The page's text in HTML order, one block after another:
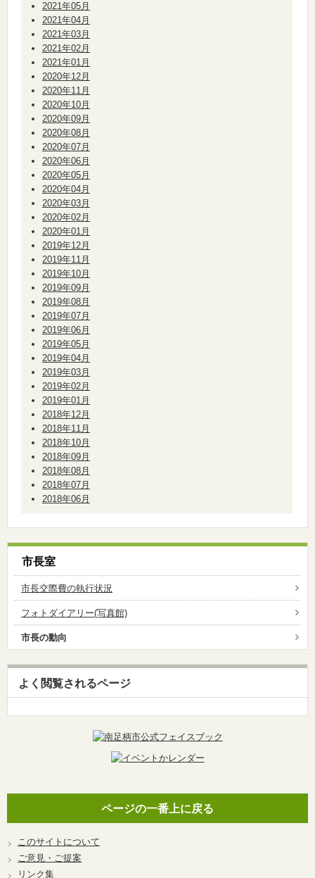
2021年05月
2021年04月
2021年03月
2021年02月
2021年01月
2020年12月
2020年11月
2020年10月
2020年09月
2020年08月
2020年07月
2020年06月
2020年05月
2020年04月
2020年03月
2020年02月
2020年01月
2019年12月
2019年11月
2019年10月
2019年09月
2019年08月
2019年07月
2019年06月
2019年05月
2019年04月
2019年03月
2019年02月
2019年01月
2018年12月
2018年11月
2018年10月
2018年09月
2018年08月
2018年07月
2018年06月
市長室
市長交際費の執行状況
フォトダイアリー(写真館)
市長の動向
よく閲覧されるページ
ページの一番上に戻る
このサイトについて
ご意見・ご提案
リンク集